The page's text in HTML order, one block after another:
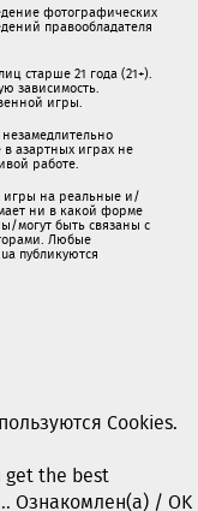
фотографических
правообладателя
старше 21 года (21+).
зависимость.
игры.
в азартных играх не
работе.
игры на реальные и/
ни в какой форме
могут быть связаны c
Любые
публикуютcя
Cookies.
get the best
Ознакомлен(а) / OK